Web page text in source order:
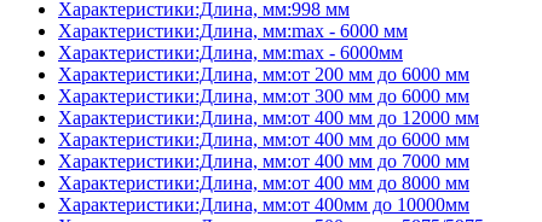
Характеристики:Длина, мм:998 мм
Характеристики:Длина, мм:max - 6000 мм
Характеристики:Длина, мм:max - 6000мм
Характеристики:Длина, мм:от 200 мм до 6000 мм
Характеристики:Длина, мм:от 300 мм до 6000 мм
Характеристики:Длина, мм:от 400 мм до 12000 мм
Характеристики:Длина, мм:от 400 мм до 6000 мм
Характеристики:Длина, мм:от 400 мм до 7000 мм
Характеристики:Длина, мм:от 400 мм до 8000 мм
Характеристики:Длина, мм:от 400мм до 10000мм